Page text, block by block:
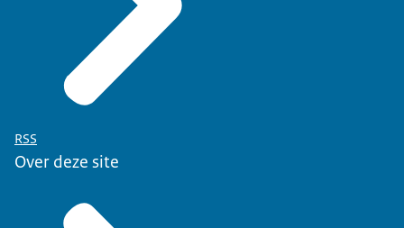
RSS
Over deze site